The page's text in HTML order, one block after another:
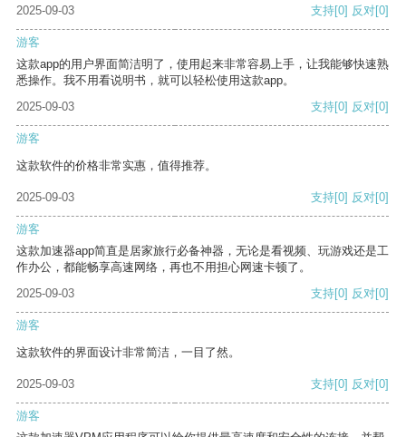
2025-09-03
支持[0] 反对[0]
游客
这款app的用户界面简洁明了，使用起来非常容易上手，让我能够快速熟
悉操作。我不用看说明书，就可以轻松使用这款app。
2025-09-03
支持[0] 反对[0]
游客
这款软件的价格非常实惠，值得推荐。
2025-09-03 支持[0] 反对[0]
游客
这款加速器app简直是居家旅行必备神器，无论是看视频、玩游戏还是工
作办公，都能畅享高速网络，再也不用担心网速卡顿了。
2025-09-03
支持[0] 反对[0]
游客
这款软件的界面设计非常简洁，一目了然。
2025-09-03 支持[0] 反对[0]
游客